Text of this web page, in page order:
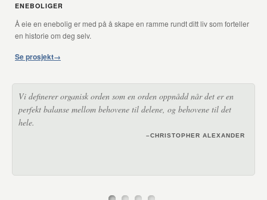
ENEBOLIGER
Å eie en enebolig er med på å skape en ramme rundt ditt liv som forteller
en historie om deg selv.
Se prosjekt→
Vi definerer organisk orden som en orden oppnådd når det er en
perfekt balanse mellom behovene til delene, og behovene til det
hele.
–CHRISTOPHER ALEXANDER